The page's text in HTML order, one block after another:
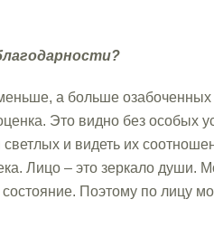
а больше
Это видно без особых
и видеть их
Лицо – это зеркало души.
Поэтому по лицу